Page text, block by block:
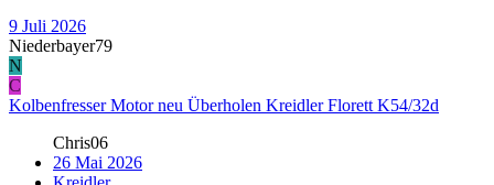
9 Juli 2026
Niederbayer79
N
C
Kolbenfresser Motor neu Überholen Kreidler Florett K54/32d
Chris06
26 Mai 2026